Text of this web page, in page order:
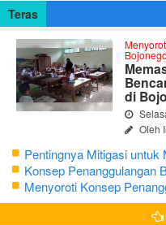
Teras
di
Oleh
Pentingnya Mitigasi untuk
Bojonegoro
Konsep Penanggulangan
Mengutamakan Tanggap
Menyoroti Konsep
Bojonegoro